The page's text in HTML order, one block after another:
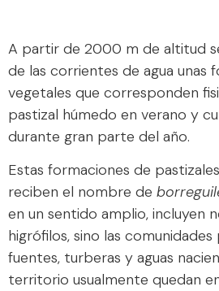
A partir de 2000 m de altitud
de las corrientes de agua unas
vegetales que corresponden
pastizal húmedo en verano y
durante gran parte del año.
Estas formaciones de
reciben el nombre de
en un sentido amplio, incluyen
higrófilos, sino las
fuentes, turberas y aguas
territorio usualmente quedan